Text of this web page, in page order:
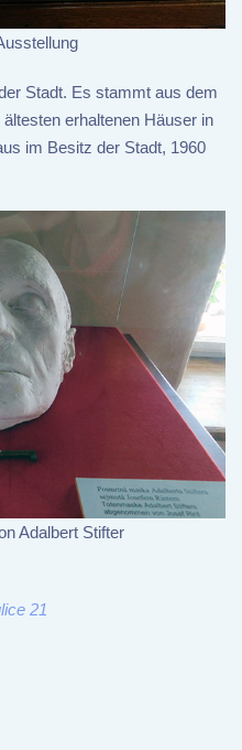
Stadt. Es stammt aus dem
erhaltenen Häuser in
im Besitz der Stadt, 1960
Adalbert Stifter
21